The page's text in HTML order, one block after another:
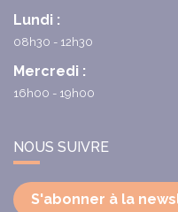
Lundi :
08h30 - 12h30
Mercredi :
16h00 - 19h00
NOUS SUIVRE
S'abonner à la